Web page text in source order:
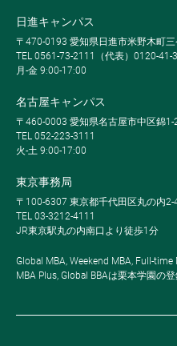
日進キャンパス
〒470-0193 愛知県日進市米野木町三
TEL 0561-73-2111（代表）0120-41-
月-金 9:00-17:00
名古屋キャンパス
〒460-0003 愛知県名古屋市中区錦1-
TEL 052-223-3111
火-土 9:00-17:00
東京事務局
〒100-6307 東京都千代田区丸の内2-
TEL 03-3212-4111
JR東京駅丸の内南口より徒歩1分
Global MBA, Weekend MBA, Full-
MBA Plus, Global BBAは栗本学園の登